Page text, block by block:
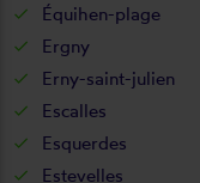
Équihen-plage
Ergny
Erny-saint-julien
Escalles
Esquerdes
Estevelles